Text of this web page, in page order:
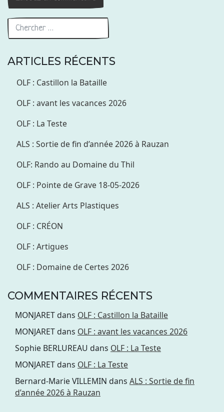
ARTICLES RÉCENTS
OLF : Castillon la Bataille
OLF : avant les vacances 2026
OLF : La Teste
ALS : Sortie de fin d’année 2026 à Rauzan
OLF: Rando au Domaine du Thil
OLF : Pointe de Grave 18-05-2026
ALS : Atelier Arts Plastiques
OLF : CRÉON
OLF : Artigues
OLF : Domaine de Certes 2026
COMMENTAIRES RÉCENTS
MONJARETdans OLF : Castillon la Bataille
MONJARETdans OLF : avant les vacances 2026
Sophie BERLUREAU dans OLF : La Teste
MONJARETdans OLF : La Teste
Bernard-Marie VILLEMIN dans ALS : Sortie de fin
d’année 2026 à Rauzan